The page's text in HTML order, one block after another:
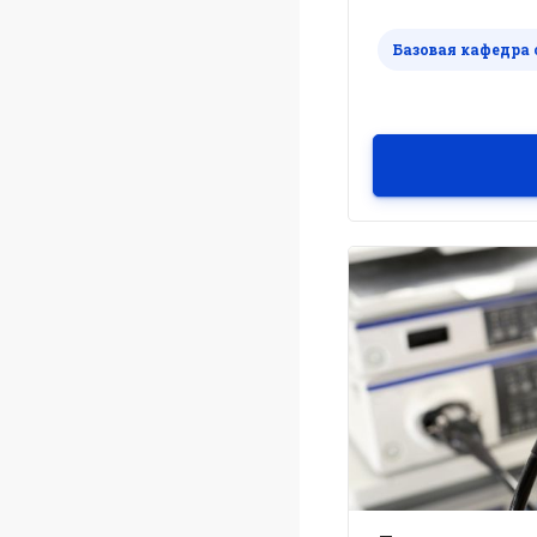
академических
Базовая